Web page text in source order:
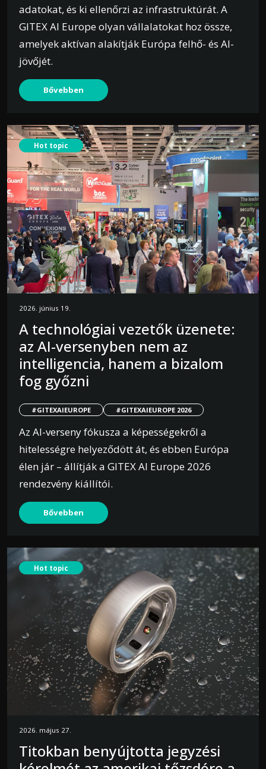
adatokat, és ki ellenőrzi az infrastruktúrát. A
GITEX AI Europe olyan vállalatokat hoz össze,
amelyek aktívan alakítják Európa felhő- és AI-
jövőjét.
Bővebben
Hot topic
2026. június 19.
A technológiai vezetők üzenete:
az AI-versenyben nem az
intelligencia, hanem a bizalom
fog győzni
#GITEXAIEUROPE #GITEXAIEUROPE 2026
Az AI-verseny fókusza a képességekről a
hitelességre helyeződött át, és ebben Európa
élen jár – állítják a GITEX AI Europe 2026
rendezvény kiállítói.
Bővebben
Hot topic
2026. május 27.
Titokban benyújtotta jegyzési